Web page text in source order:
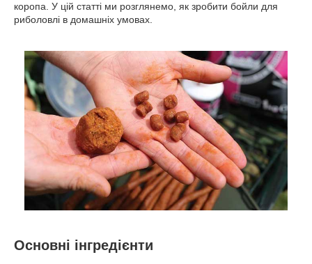
коропа. У цій статті ми розглянемо, як зробити бойли для
риболовлі в домашніх умовах.
Основні інгредієнти